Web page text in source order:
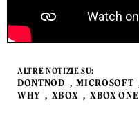
ALTRE NOTIZIE SU:
DONTNOD MICROSOFT
WHY
XBOX XBOX ONE